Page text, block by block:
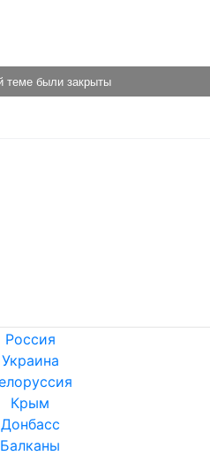
теме были закрыты
Россия
Украина
Крым
Донбасс
Балканы